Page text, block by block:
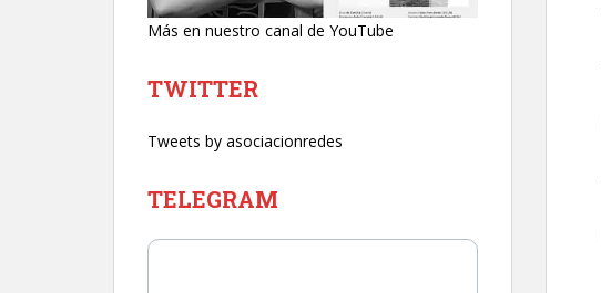
Más en nuestro canal de YouTube
TWITTER
Tweets by asociacionredes
TELEGRAM